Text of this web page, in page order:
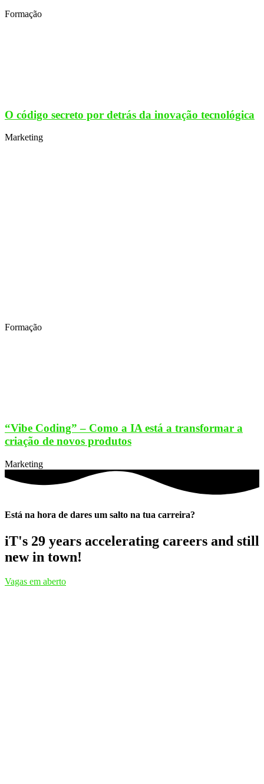
Formação
O código secreto por detrás da inovação tecnológica
Marketing
Formação
“Vibe Coding” – Como a IA está a transformar a
criação de novos produtos
Marketing
Está na hora de dares um salto na tua carreira?
iT's 29 years accelerating careers and still
new in town!
Vagas em aberto